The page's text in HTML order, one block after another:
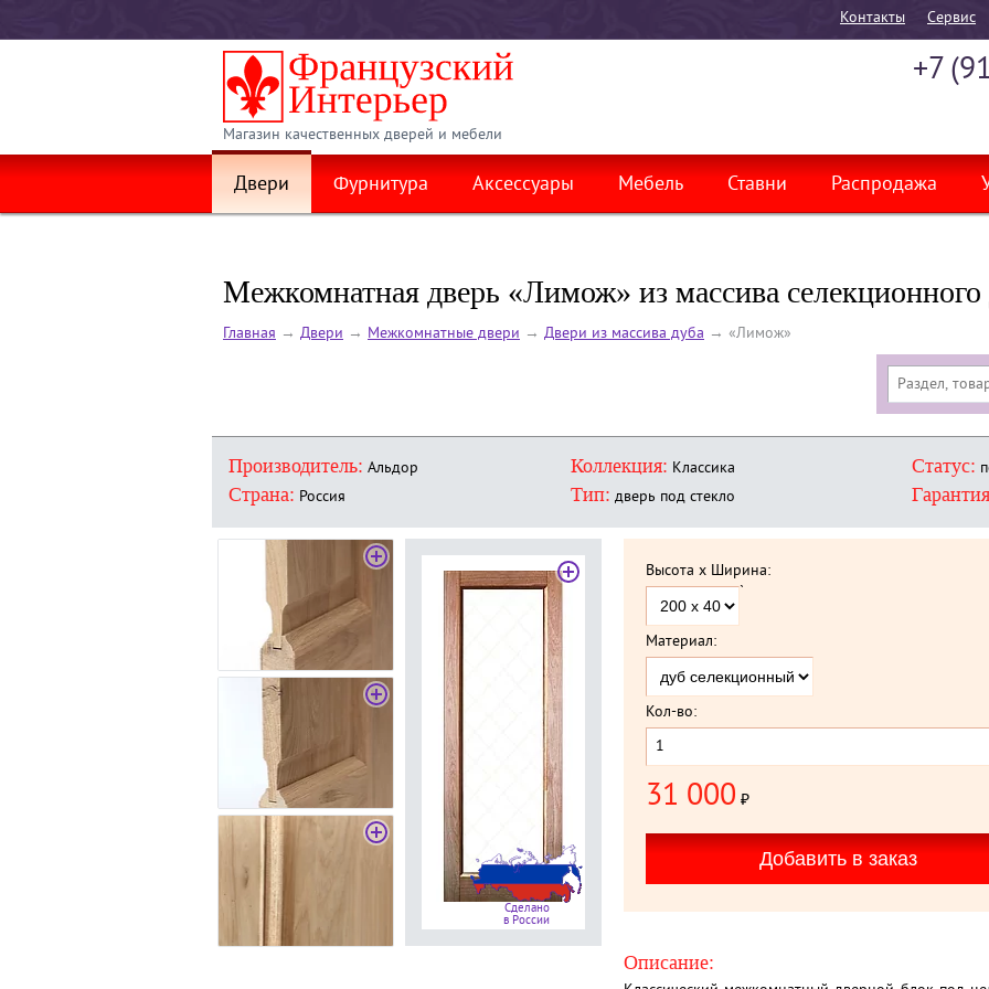
Контакты Cервис
Магазин качественных дверей и мебели
+7
Двери Фурнитура Аксессуары Мебель Ставни Распродажа
Межкомнатная дверь «Лимож» из массива селекционного
Главная → Двери → Межкомнатные двери → Двери из массива дуба → «Лимож»
Производитель: Альдор Коллекция: Классика Статус:
Страна: Россия Тип: дверь под стекло
Сделано
в России
Высота x Ширина:
Материал:
Кол-во:
`
31 000 ₽
Описание: